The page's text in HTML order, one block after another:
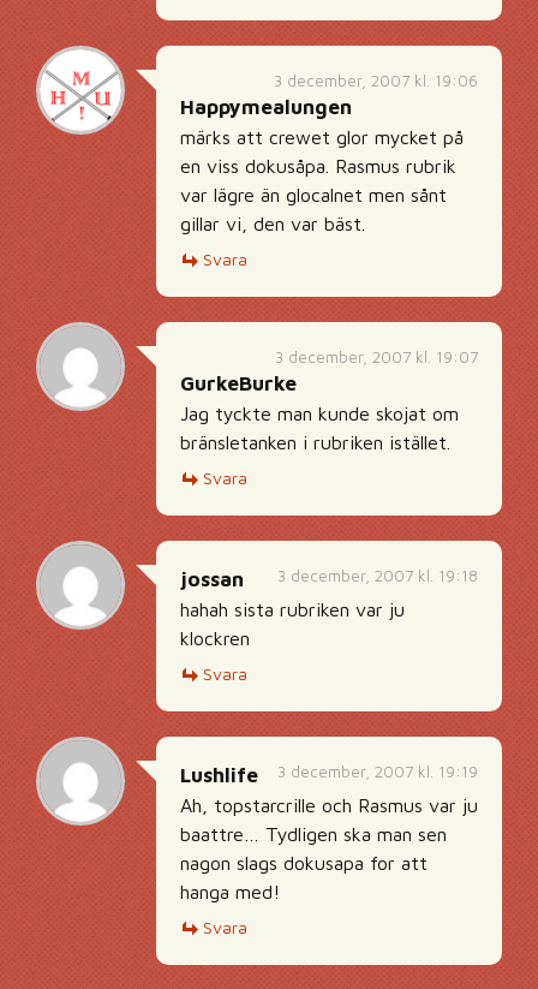
3 december, 2007 kl. 19:06
Happymealungen
märks att crewet glor mycket på
en viss dokusåpa. Rasmus rubrik
var lägre än glocalnet men sånt
gillar vi, den var bäst.
Svara
3 december, 2007 kl. 19:07
GurkeBurke
Jag tyckte man kunde skojat om
bränsletanken i rubriken istället.
Svara
3 december, 2007 kl. 19:18
jossan
hahah sista rubriken var ju
klockren
Svara
3 december, 2007 kl. 19:19
Lushlife
Ah, topstarcrille och Rasmus var ju
baattre… Tydligen ska man sen
nagon slags dokusapa for att
hanga med!
Svara